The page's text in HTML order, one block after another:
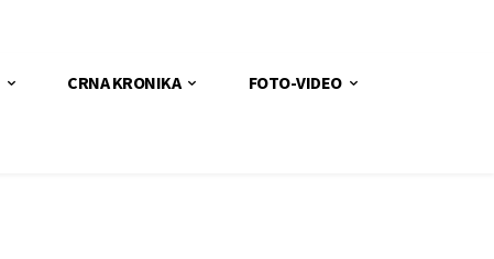
CRNA KRONIKA FOTO-VIDEO